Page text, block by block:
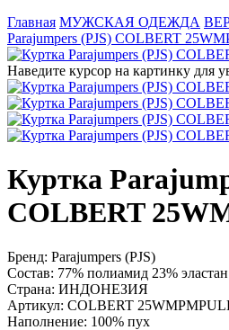
Главная МУЖСКАЯ ОДЕЖДА
Parajumpers (PJS) COLBERT
Наведите курсор на картинку для
Куртка
COLBERT
Бренд: Parajumpers (PJS)
Состав: 77% полиамид 23% эластан
Страна: ИНДОНЕЗИЯ
Артикул: COLBERT
Наполнение: 100% пух